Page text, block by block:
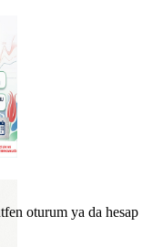
oturum ya da hesap